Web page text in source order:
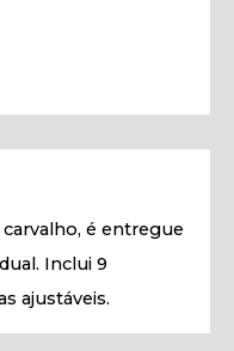
é entregue
Inclui 9
ajustáveis.